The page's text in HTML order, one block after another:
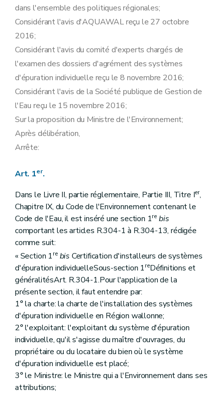
dans l'ensemble des politiques régionales;
Considérant l'avis d'AQUAWAL reçu le 27 octobre
2016;
Considérant l'avis du comité d'experts chargés de
l'examen des dossiers d'agrément des systèmes
d'épuration individuelle reçu le 8 novembre 2016;
Considérant l'avis de la Société publique de Gestion de
l'Eau reçu le 15 novembre 2016;
Sur la proposition du Ministre de l'Environnement;
Après délibération,
Arrête:
Art. 1er.
Dans le Livre II, partie réglementaire, Partie III, Titre Ier,
Chapitre IX, du Code de l'Environnement contenant le
Code de l'Eau, il est inséré une section 1re bis
comportant les articles R.304-1 à R.304-13, rédigée
comme suit:
« Section 1re bis Certification d'installeurs de systèmes
d'épuration individuelleSous-section 1reDéfinitions et
généralitésArt. R.304-1.Pour l'application de la
présente section, il faut entendre par:
1° la charte: la charte de l'installation des systèmes
d'épuration individuelle en Région wallonne;
2° l'exploitant: l'exploitant du système d'épuration
individuelle, qu'il s'agisse du maître d'ouvrages, du
propriétaire ou du locataire du bien où le système
d'épuration individuelle est placé;
3° le Ministre: le Ministre qui a l'Environnement dans ses
attributions;